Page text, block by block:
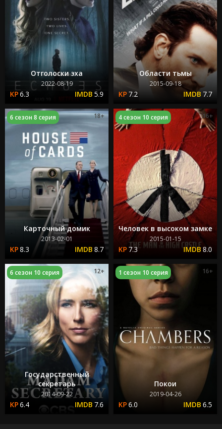
Отголоски эха
2022-08-19
6.3 5.9
Области тьмы
2015-09-18
7.2 7.7
Карточный домик
2013-02-01
8.3 8.7
6 сезон 8 серия 18+
Человек в высоком замке
2015-01-15
7.3 8.0
4 сезон 10 серия 16+
Государственный
секретарь
2014-09-22
6.4 7.6
6 сезон 10 серия 12+
Покои
2019-04-26
6.0 6.5
1 сезон 10 серия 16+